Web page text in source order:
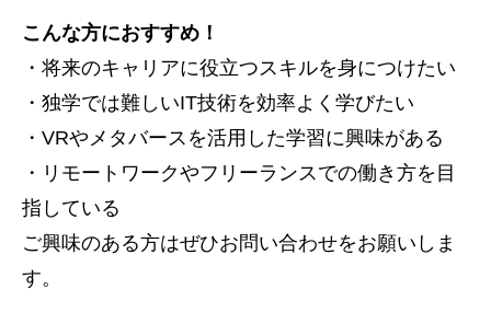
こんな方におすすめ！
・将来のキャリアに役立つスキルを身につけたい
・独学では難しいIT技術を効率よく学びたい
・VRやメタバースを活用した学習に興味がある
・リモートワークやフリーランスでの働き方を目
指している
ご興味のある方はぜひお問い合わせをお願いしま
す。